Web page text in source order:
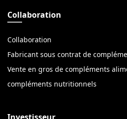
Collaboration
Collaboration
Fabricant sous contrat de
Vente en gros de compléments
compléments nutritionnels
Investisseur